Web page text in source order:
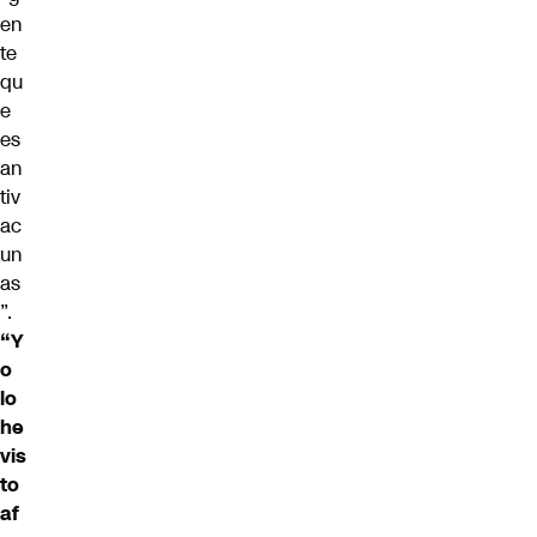
en
te
qu
e
es
an
tiv
ac
un
as
”.
“Y
o
lo
he
vis
to
af